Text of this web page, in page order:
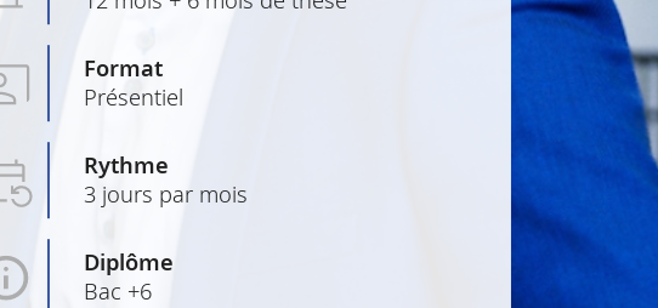
Format
Présentiel
Rythme
3 jours par mois
Diplôme
Bac +6